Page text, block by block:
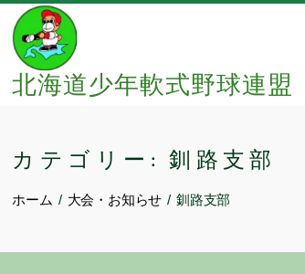
content
北海道少年軟式野球連盟
カテゴリー:釧路支部
ホーム 大会・お知らせ 釧路支部